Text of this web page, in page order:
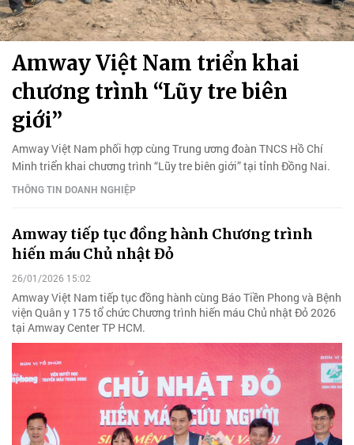
Amway Việt Nam triển khai
chương trình “Lũy tre biên
giới”
Amway Việt Nam phối hợp cùng Trung ương đoàn TNCS Hồ Chí
Minh triển khai chương trình “Lũy tre biên giới” tại tỉnh Đồng Nai.
THÔNG TIN DOANH NGHIỆP
Amway tiếp tục đồng hành Chương trình
hiến máu Chủ nhật Đỏ
26/01/2026 15:02
Amway Việt Nam tiếp tục đồng hành cùng Báo Tiền Phong và Bệnh
viện Quân y 175 tổ chức Chương trình hiến máu Chủ nhật Đỏ 2026
tại Amway Center TP HCM.